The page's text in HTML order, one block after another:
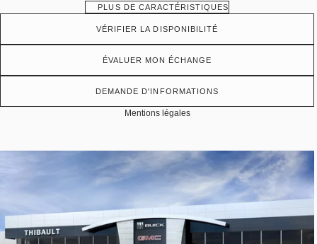
PLUS DE CARACTÉRISTIQUES
VÉRIFIER LA DISPONIBILITÉ
ÉVALUER MON ÉCHANGE
DEMANDE D'INFORMATIONS
Mentions légales
Afficher 19 images en plus